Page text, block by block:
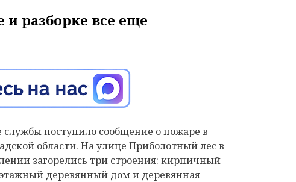
разборке все еще
службы поступило сообщение о пожаре в
области. На улице Приболотный лес в
загорелись три строения: кирпичный
деревянный дом и деревянная